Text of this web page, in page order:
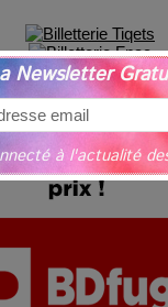
Newsletter
à l'actualité